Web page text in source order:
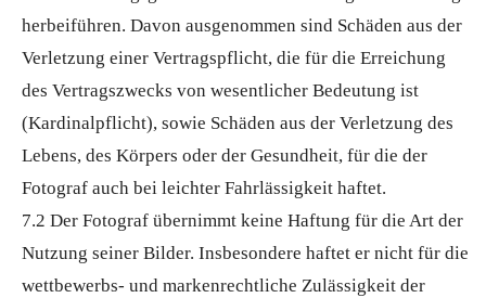
herbeiführen. Davon ausgenommen sind Schäden aus der
Verletzung einer Vertragspflicht, die für die Erreichung
des Vertragszwecks von wesentlicher Bedeutung ist
(Kardinalpflicht), sowie Schäden aus der Verletzung des
Lebens, des Körpers oder der Gesundheit, für die der
Fotograf auch bei leichter Fahrlässigkeit haftet.
7.2 Der Fotograf übernimmt keine Haftung für die Art der
Nutzung seiner Bilder. Insbesondere haftet er nicht für die
wettbewerbs- und markenrechtliche Zulässigkeit der